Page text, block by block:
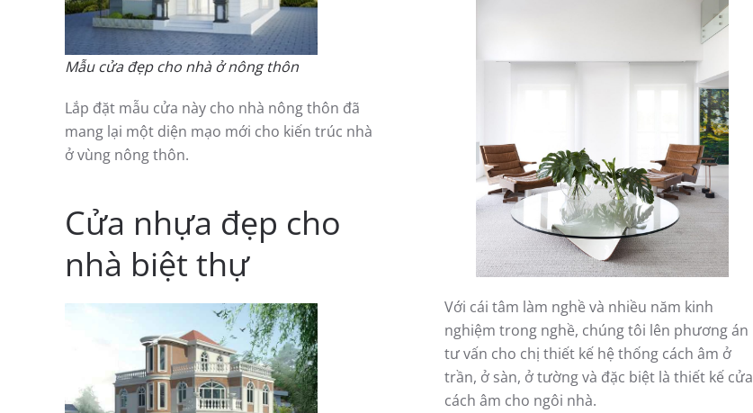
Mẫu cửa đẹp cho nhà ở nông thôn
Lắp đặt mẫu cửa này cho nhà nông thôn đã
mang lại một diện mạo mới cho kiến trúc nhà
ở vùng nông thôn.
Cửa nhựa đẹp cho
nhà biệt thự
Với cái tâm làm nghề và nhiều năm kinh
nghiệm trong nghề, chúng tôi lên phương án
tư vấn cho chị thiết kế hệ thống cách âm ở
trần, ở sàn, ở tường và đặc biệt là thiết kế cửa
cách âm cho ngôi nhà.